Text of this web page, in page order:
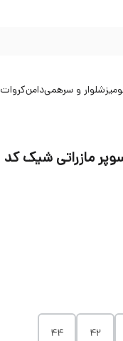
شلوار و سرهمیدامنکروات
مازراتی شیک کد
۴۲ ۴۴